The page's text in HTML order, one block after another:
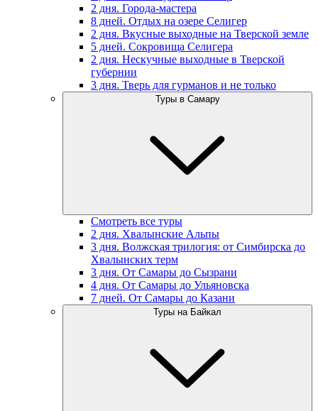
2 дня. Города-мастера
8 дней. Отдых на озере Селигер
2 дня. Вкусные выходные на Тверской земле
5 дней. Сокровища Селигера
2 дня. Нескучные выходные в Тверской
губернии
3 дня. Тверь для гурманов и не только
Туры в Самару
Смотреть все туры
2 дня. Хвалынские Альпы
3 дня. Волжская трилогия: от Симбирска до
Хвалынских терм
3 дня. От Самары до Сызрани
4 дня. От Самары до Ульяновска
7 дней. От Самары до Казани
Туры на Байкал